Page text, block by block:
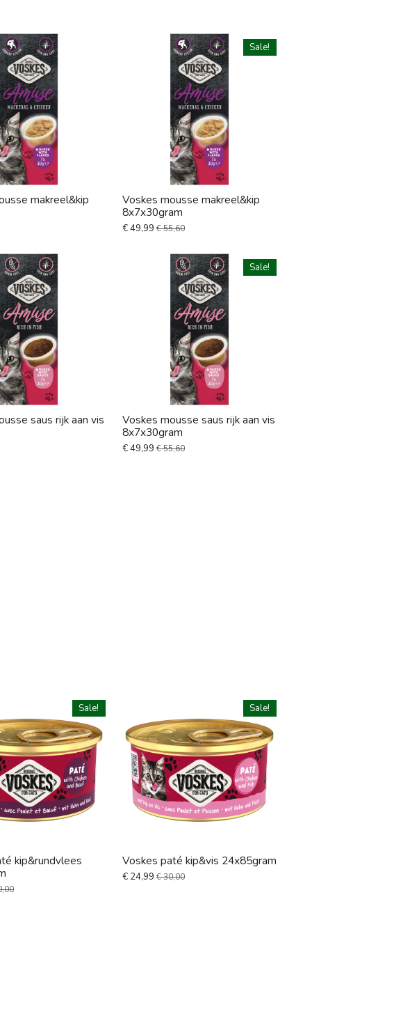
makreel&kip
Sale!
Voskes mousse makreel&kip
8x7x30gram
€ 49,99 € 55,60
saus rijk aan vis
Sale!
Voskes mousse saus rijk aan vis
8x7x30gram
€ 49,99 € 55,60
Sale!
kip&rundvlees
Sale!
Voskes paté kip&vis 24x85gram
€ 24,99 € 30,00